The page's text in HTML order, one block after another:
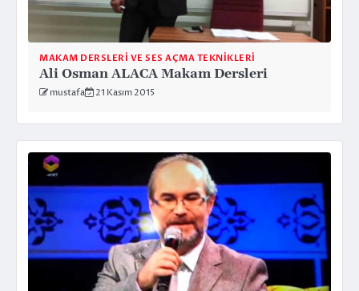
MAKAM DERSLERI VE SES AÇMA TEKNIKLERI
Ali Osman ALACA Makam Dersleri
mustafa 21 Kasım 2015